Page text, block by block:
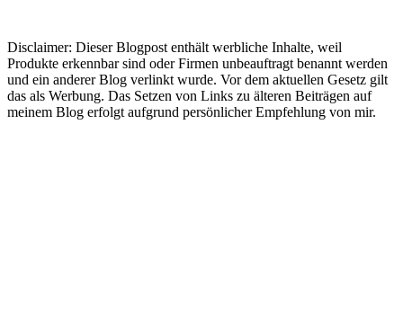
Disclaimer: Dieser Blogpost enthält werbliche Inhalte, weil
Produkte erkennbar sind oder Firmen unbeauftragt benannt werden
und ein anderer Blog verlinkt wurde. Vor dem aktuellen Gesetz gilt
das als Werbung. Das Setzen von Links zu älteren Beiträgen auf
meinem Blog erfolgt aufgrund persönlicher Empfehlung von mir.